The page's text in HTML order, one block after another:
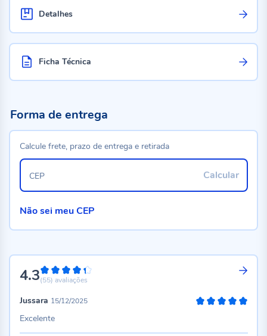
Detalhes
Ficha Técnica
4.386%
(55) avaliações
Jussara 15/12/2025
Excelente
Forma de entrega
Calcule frete, prazo de entrega e retirada
Calcular
CEP
Não sei meu CEP